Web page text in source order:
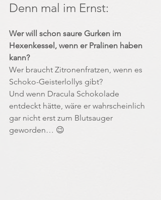
Denn mal im Ernst:
Wer will schon saure Gurken im
Hexenkessel, wenn er Pralinen haben
kann?
Wer braucht Zitronenfratzen, wenn es
Schoko-Geisterlollys gibt?
Und wenn Dracula Schokolade
entdeckt hätte, wäre er wahrscheinlich
gar nicht erst zum Blutsauger
geworden… 😉